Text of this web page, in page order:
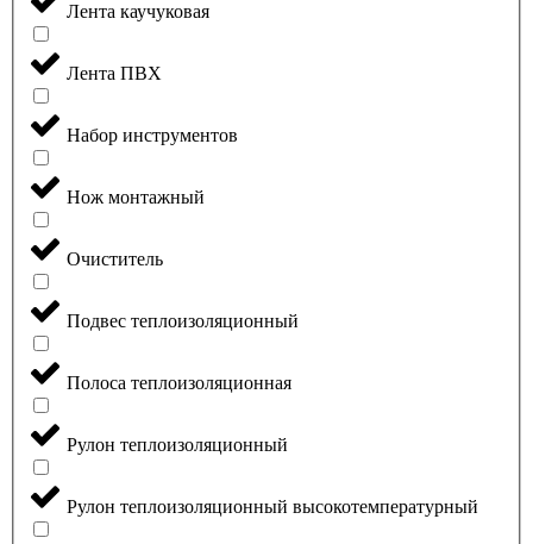
Лента каучуковая
Лента ПВХ
Набор инструментов
Нож монтажный
Очиститель
Подвес теплоизоляционный
Полоса теплоизоляционная
Рулон теплоизоляционный
Рулон теплоизоляционный высокотемпературный